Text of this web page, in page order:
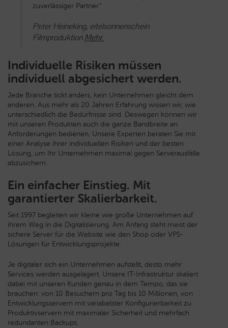
zuverlässiger Partner.“
Peter Heineking, eitelsonnenschein
FilmproduktionMehr
Individuelle Risiken müssen
individuell abgesichert werden.
Jede Branche tickt anders, kein Unternehmen gleicht dem
anderen. Aus mehr als 20 Jahren Erfahrung wissen wir, wie
unterschiedlich die Bedürfnisse sind. Deswegen können wir
mit unseren Produkten auch die ganze Bandbreite an
Anforderungen bedienen. Unsere Experten beraten Sie mit
einer Analyse ihrer individuellen Risiken und der besten
Lösung, um Ihr Unternehmen maximal gegen Serverausfälle
abzusichern.
Ein einfacher Einstieg. Mit
garantierter Skalierbarkeit.
Seit 1997 begleiten wir kleine wie große Unternehmen auf
ihrem Weg in die Digitalisierung. Am Anfang steht meist der
sichere Server für die Website wie den Shop oder VPS-
Lösungen für Entwicklungsprojekte.
Je digitaler sich ein Unternehmen aufstellt, desto mehr
Services werden ausgelagert. Unsere IT-Infrastruktur skaliert
dabei mit unseren Kunden genau in dem Tempo, das sie
brauchen: von 10 Besuchern pro Tag bis 10 Millionen, von
Entwicklungsservern mit variabelster Konfigurierbarkeit zu
Produktivservern mit maximaler Sicherheit und mehrfach
redundanten Backups.